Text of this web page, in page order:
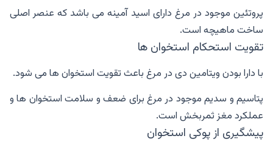
پروتئین موجود در مرغ دارای اسید آمینه می باشد که عنصر اصلی
ساخت ماهیچه است.
تقویت استحکام استخوان ها
با دارا بودن ویتامین دی در مرغ باعث تقویت استخوان ها می شود.
پتاسیم و سدیم موجود در مرغ برای ضعف و سلامت استخوان ها و
عملکرد مغز ثمربخش است.
پیشگیری از پوکی استخوان